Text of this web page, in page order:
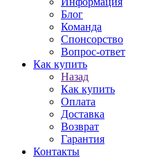
Блог
Команда
Спонсорство
Вопрос-ответ
Как купить
Назад
Как купить
Оплата
Доставка
Возврат
Гарантия
Контакты